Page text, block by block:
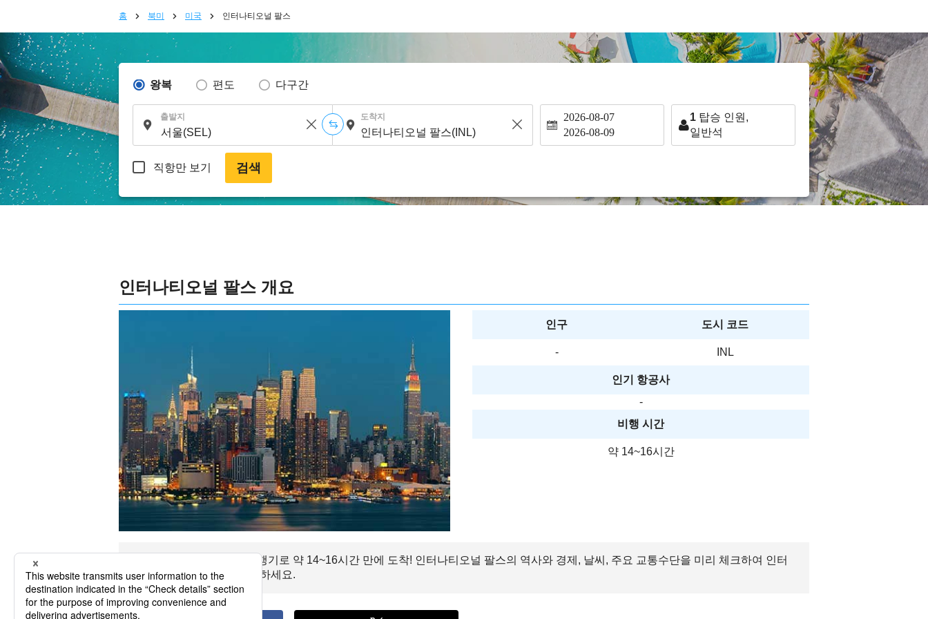
홈 북미 미국 인터나티오널 팔스
왕복 편도 다구간
출발지 도착지 2026-08-07
2026-08-09
1 탑승 인원,
일반석
직항만 보기 검색
인터나티오널 팔스 개요
인구 도시 코드
- INL
인기 항공사
-
비행 시간
약 14~16시간
인터나티오널 팔스까지 비행기로 약 14~16시간 만에 도착! 인터나티오널 팔스의 역사와 경제, 날씨, 주요 교통수단을 미리 체크하여 인터
나티오널 팔스 여행을 만끽하세요.